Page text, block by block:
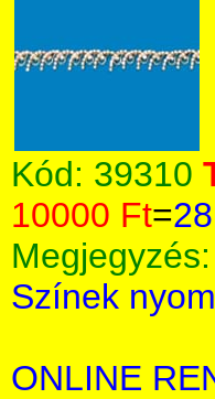
Kód: 39310
10000 Ft=
Megjegyzés:
Színek
ONLINE